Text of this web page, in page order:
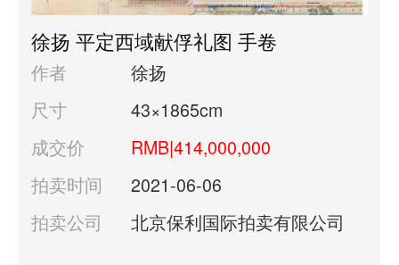
徐扬 平定西域献俘礼图 手卷
作者
徐扬
尺寸
43×1865cm
成交价
RMB|414,000,000
拍卖时间
2021-06-06
拍卖公司
北京保利国际拍卖有限公司